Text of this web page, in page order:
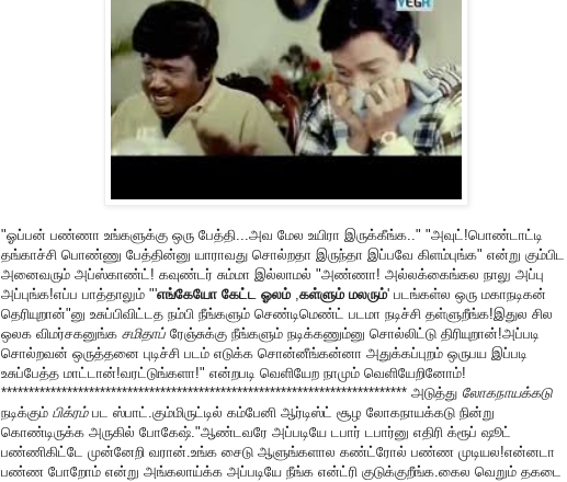
"ஓப்பன் பண்ணா உங்களுக்கு ஒரு பேத்தி...அவ மேல உயிரா இருக்கீங்க.." "அவுட்!பொண்டாட்டி
தங்காச்சி பொண்ணு பேத்தின்னு யாராவது சொல்றதா இருந்தா இப்பவே கிளம்புங்க" என்று கும்பிட
அனைவரும் அப்ஸ்காண்ட்! கவுண்டர் சும்மா இல்லாமல் "அண்ணா! அல்லக்கைங்கல நாலு அப்பு
அப்புங்க!எப்ப பாத்தாலும் "'எங்கேயோ கேட்ட ஓலம்,கள்ளும் மலரும்' படங்கள்ல ஒரு மகாநடிகன்
தெரியுறான்"னு உசுப்பிவிட்டத நம்பி நீங்களும் செண்டிமெண்ட் படமா நடிச்சி தள்ளுறீங்க!இதுல சில
ஒலக விமர்சகனுங்க சமிதாப் ரேஞ்சுக்கு நீங்களும் நடிக்கணும்னு சொல்லிட்டு திரியுறான்!அப்படி
சொல்றவன் ஒருத்தனை புடிச்சி படம் எடுக்க சொன்னீங்கன்னா அதுக்கப்புறம் ஒருபய இப்படி
உசுப்பேத்த மாட்டான்!வரட்டுங்களா!" என்றபடி வெளியேற நாமும் வெளியேறினோம்!
************************************************************************** அடுத்து லோகநாயக்கடு
நடிக்கும் பிக்ரம்பட ஸ்பாட்.கும்மிருட்டில் கம்பேனி ஆர்டிஸ்ட் சூழ லோகநாயக்கடு நின்று
கொண்டிருக்க அருகில் போகேஷ்."ஆண்டவரே அப்படியே டபார் டபார்னு எதிரி க்ரூப் ஷூட்
பண்ணிகிட்டே முன்னேறி வரான்.உங்க சைடு ஆளுங்களால கண்ட்ரோல் பண்ண முடியல!என்னடா
பண்ண போறோம் என்று அங்கலாய்க்க அப்படியே நீங்க என்ட்ரி குடுக்குறீங்க.கைல வெறும் தகடை